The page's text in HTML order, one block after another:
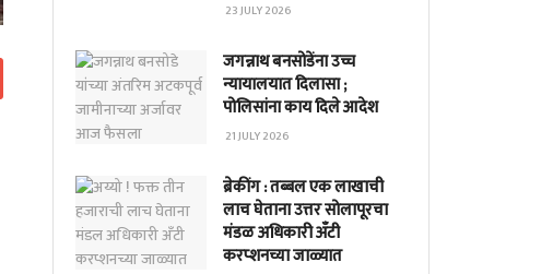
23 JULY 2026
जगन्नाथ बनसोडेंना उच्च
न्यायालयात दिलासा ;
पोलिसांना काय दिले आदेश
21 JULY 2026
ब्रेकींग : तब्बल एक लाखाची
लाच घेताना उत्तर सोलापूरचा
मंडळ अधिकारी अँटी
करप्शनच्या जाळ्यात